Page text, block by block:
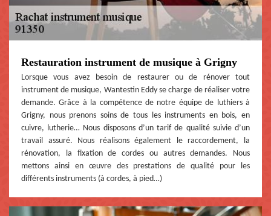
Restauration instrument de musique à Grigny
Lorsque vous avez besoin de restaurer ou de rénover tout
instrument de musique, Wantestin Eddy se charge de réaliser votre
demande. Grâce à la compétence de notre équipe de luthiers à
Grigny, nous prenons soins de tous les instruments en bois, en
cuivre, lutherie… Nous disposons d’un tarif de qualité suivie d’un
travail assuré. Nous réalisons également le raccordement, la
rénovation, la fixation de cordes ou autres demandes. Nous
mettons ainsi en œuvre des prestations de qualité pour les
différents instruments (à cordes, à pied…)